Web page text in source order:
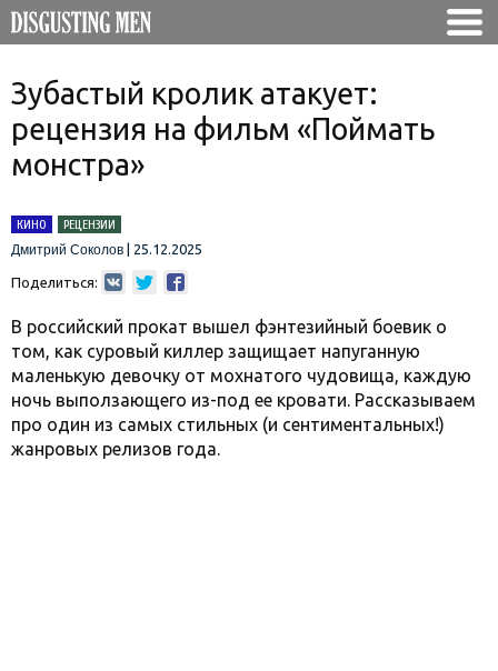
Зубастый кролик атакует:
рецензия на фильм «Поймать
монстра»
КИНО
РЕЦЕНЗИИ
Дмитрий Соколов
25.12.2025
Поделиться:
В российский прокат вышел фэнтезийный боевик о
том, как суровый киллер защищает напуганную
маленькую девочку от мохнатого чудовища, каждую
ночь выползающего из-под ее кровати. Рассказываем
про один из самых стильных (и сентиментальных!)
жанровых релизов года.